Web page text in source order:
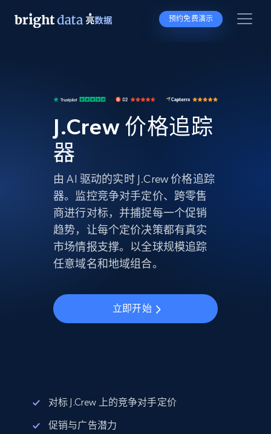
预约免费演示
J.Crew 价格追踪
器
由 AI 驱动的实时 J.Crew 价格追踪
器。监控竞争对手定价、跨零售
商进行对标，并捕捉每一个促销
趋势，让每个定价决策都有真实
市场情报支撑。以全球规模追踪
任意域名和地域组合。
立即开始
对标 J.Crew 上的竞争对手定价
促销与广告潜力